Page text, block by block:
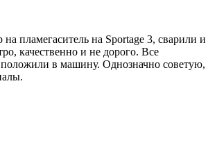
на пламегаситель на Sportage 3, сварили и
качественно и не дорого. Все
в машину. Однозначно советую,